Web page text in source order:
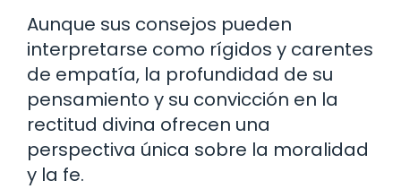
Aunque sus consejos pueden
interpretarse como rígidos y carentes
de empatía, la profundidad de su
pensamiento y su convicción en la
rectitud divina ofrecen una
perspectiva única sobre la moralidad
y la fe.